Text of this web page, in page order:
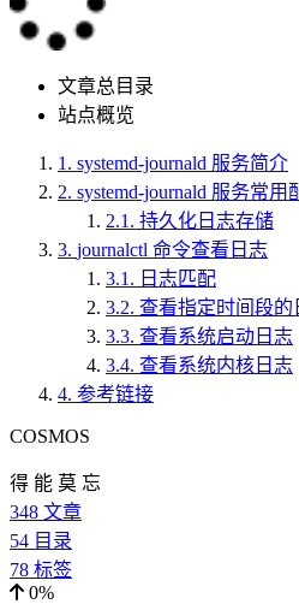
文章总目录
站点概览
1. systemd-journald 服务简介
2. systemd-journald 服务常用
2.1. 持久化日志存储
3. journalctl 命令查看日志
3.1. 日志匹配
3.2. 查看指定时间段的
3.3. 查看系统启动日志
3.4. 查看系统内核日志
4. 参考链接
COSMOS
得 能 莫 忘
348 文章
54 目录
78 标签
0%